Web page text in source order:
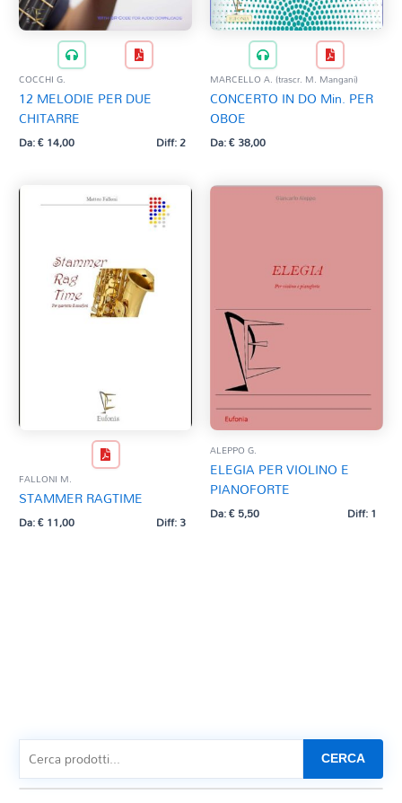
COCCHI G.
12 MELODIE PER DUE
CHITARRE
Da:€14,00 Diff: 2
MARCELLO A. (trascr. M. Mangani)
CONCERTO IN DO Min. PER
OBOE
Da:€38,00
FALLONI M.
STAMMER RAGTIME
Da:€11,00 Diff: 3
ALEPPO G.
ELEGIA PER VIOLINO E
PIANOFORTE
Da:€5,50 Diff: 1
CERCA